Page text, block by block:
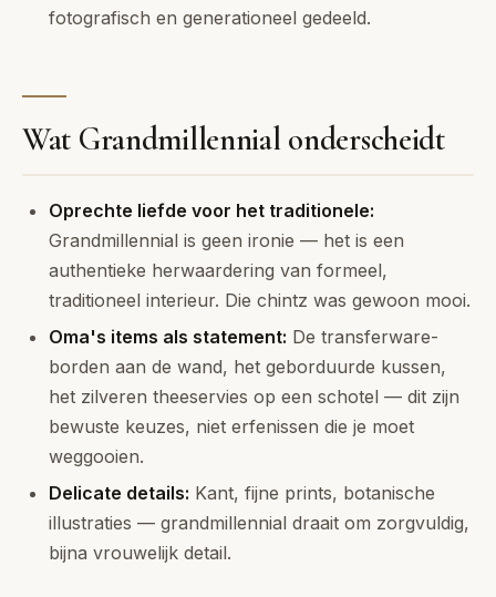
fotografisch en generationeel gedeeld.
Wat Grandmillennial onderscheidt
Oprechte liefde voor het traditionele:
Grandmillennial is geen ironie — het is een
authentieke herwaardering van formeel,
traditioneel interieur. Die chintz was gewoon mooi.
Oma's items als statement: De transferware-
borden aan de wand, het geborduurde kussen,
het zilveren theeservies op een schotel — dit zijn
bewuste keuzes, niet erfenissen die je moet
weggooien.
Delicate details: Kant, fijne prints, botanische
illustraties — grandmillennial draait om zorgvuldig,
bijna vrouwelijk detail.